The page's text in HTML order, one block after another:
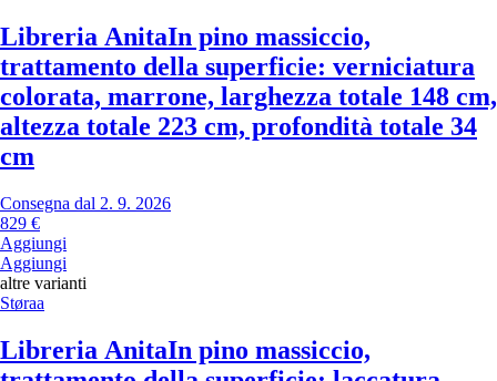
Libreria AnitaIn pino massiccio,
trattamento della superficie: verniciatura
colorata, marrone, larghezza totale 148 cm,
altezza totale 223 cm, profondità totale 34
cm
Consegna dal 2. 9. 2026
829 €
Aggiungi
Aggiungi
altre varianti
Støraa
Libreria AnitaIn pino massiccio,